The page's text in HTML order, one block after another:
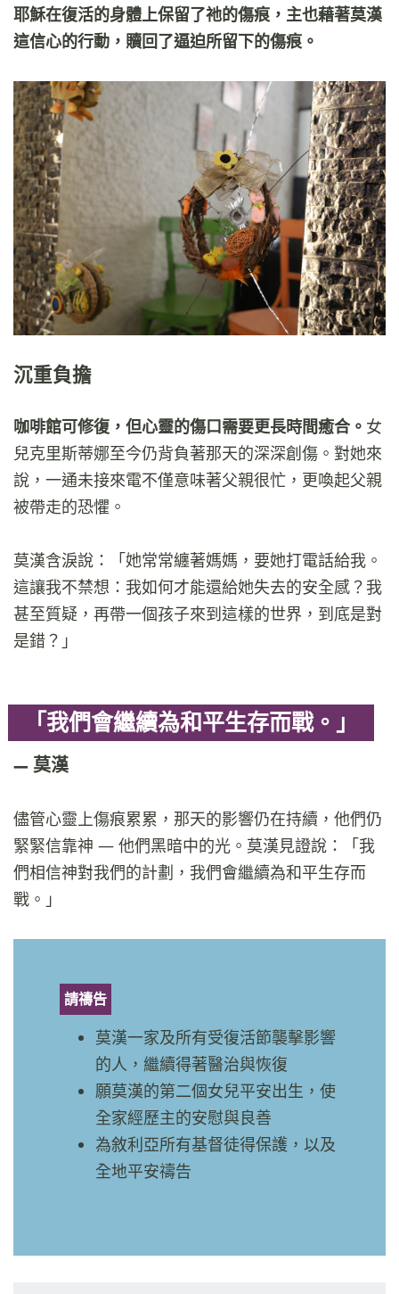
耶穌在復活的身體上保留了祂的傷痕，主也藉著莫漢
這信心的行動，贖回了逼迫所留下的傷痕。
沉重負擔
咖啡館可修復，但心靈的傷口需要更長時間癒合。 女
兒克里斯蒂娜至今仍背負著那天的深深創傷。對她來
說，一通未接來電不僅意味著父親很忙，更喚起父親
被帶走的恐懼。
莫漢含淚說：「她常常纏著媽媽，要她打電話給我。
這讓我不禁想：我如何才能還給她失去的安全感？我
甚至質疑，再帶一個孩子來到這樣的世界，到底是對
是錯？」
「我們會繼續為和平生存而戰。」
莫漢
儘管心靈上傷痕累累，那天的影響仍在持續，他們仍
緊緊信靠神 — 他們黑暗中的光。莫漢見證說：「我
們相信神對我們的計劃，我們會繼續為和平生存而
戰。」
請禱告
莫漢一家及所有受復活節襲擊影響
的人，繼續得著醫治與恢復
願莫漢的第二個女兒平安出生，使
全家經歷主的安慰與良善
為敘利亞所有基督徒得保護，以及
全地平安禱告